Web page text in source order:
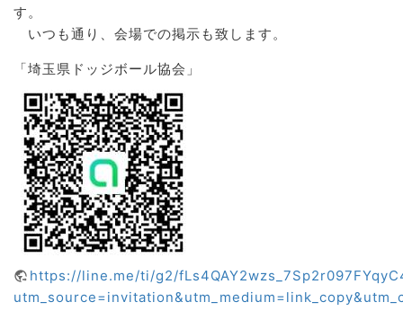
す。
いつも通り、会場での掲示も致します。
「埼玉県ドッジボール協会」
https://line.me/ti/g2/